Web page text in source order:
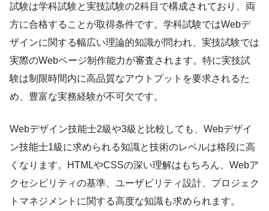
試験は学科試験と実技試験の2科目で構成されており、両
方に合格することが取得条件です。学科試験ではWebデ
ザインに関する幅広い理論的知識が問われ、実技試験では
実際のWebページ制作能力が審査されます。特に実技試
験は制限時間内に高品質なアウトプットを要求されるた
め、豊富な実務経験が不可欠です。
Webデザイン技能士2級や3級と比較しても、Webデザイ
ン技能士1級に求められる知識と技術のレベルは格段に高
くなります。HTMLやCSSの深い理解はもちろん、Webア
クセシビリティの基準、ユーザビリティ設計、プロジェク
トマネジメントに関する高度な知識も求められます。